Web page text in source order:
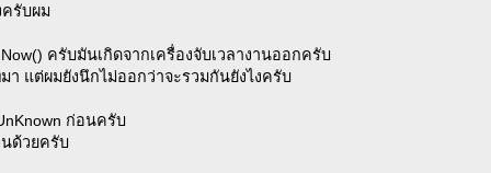
ครับผม
ครับมันเกิดจากเครื่องจับเวลางานออกครับ
า แต่ผมยังนึกไม่ออกว่าจะรวมกันยังไงครับ
ก่อนครับ
ด้วยครับ